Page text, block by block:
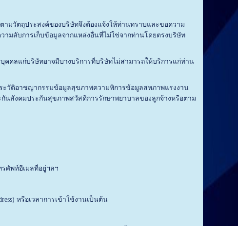
ตถุประสงค์ของบริษัทจึงต้องแจ้งให้ท่านทราบและขอความ
มลับการเก็บข้อมูลจากแหล่งอื่นที่ไม่ใช่จากท่านโดยตรงบริษัท
แก่บริษัทอาจมีบางบริการที่บริษัทไม่สามารถให้บริการแก่ท่าน
ติอาชญากรรมข้อมูลสุขภาพความพิการข้อมูลสหภาพแรงงาน
นสังคมประกันสุขภาพสวัสดิการรักษาพยาบาลของลูกจ้างหรือตาม
พท์อีเมลที่อยู่ฯลฯ
หรือเวลาการเข้าใช้งานเป็นต้น